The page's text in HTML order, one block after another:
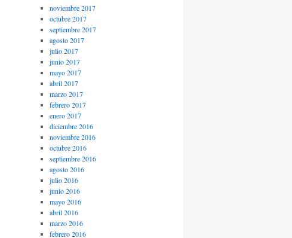
noviembre 2017
octubre 2017
septiembre 2017
agosto 2017
julio 2017
junio 2017
mayo 2017
abril 2017
marzo 2017
febrero 2017
enero 2017
diciembre 2016
noviembre 2016
octubre 2016
septiembre 2016
agosto 2016
julio 2016
junio 2016
mayo 2016
abril 2016
marzo 2016
febrero 2016